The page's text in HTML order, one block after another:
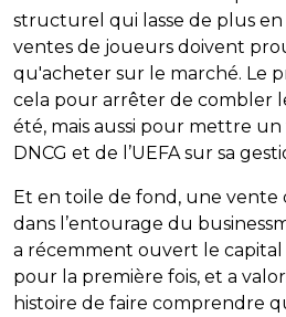
structurel qui lasse de plus en
ventes de joueurs doivent
qu'acheter sur le marché. Le
cela pour arrêter de combler
été, mais aussi pour mettre
DNCG et de l’UEFA sur sa
Et en toile de fond, une
dans l’entourage du
a récemment ouvert le capital
pour la première fois, et a
histoire de faire comprendre